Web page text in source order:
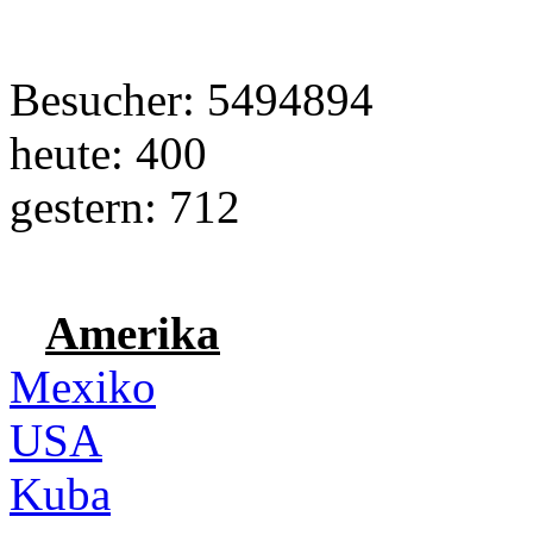
Besucher: 5494894
heute: 400
gestern: 712
Amerika
Mexiko
USA
Kuba